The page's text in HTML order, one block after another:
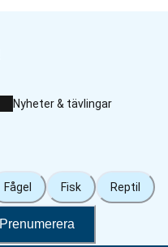
Nyheter & tävlingar
Fågel Fisk Reptil
Prenumerera